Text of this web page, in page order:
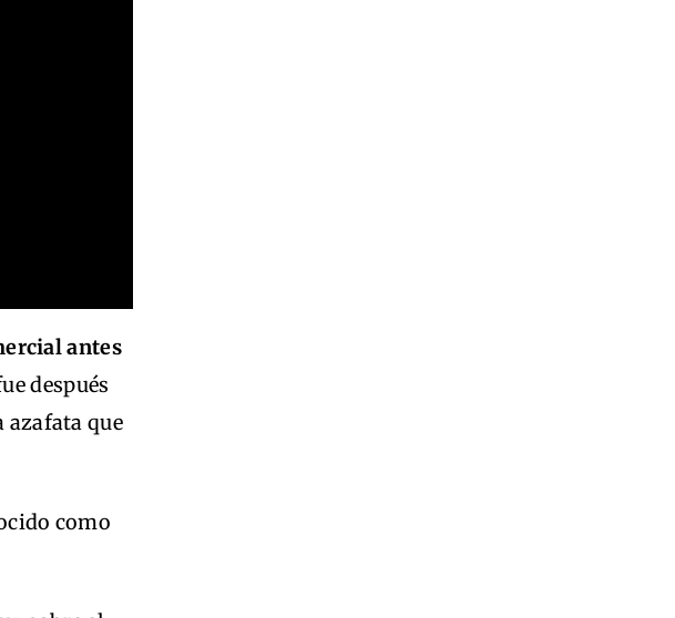
antes
después
azafata que
como